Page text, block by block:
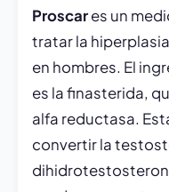
Proscares un
tratar la
en hombres. El
es la finasterida,
alfa reductasa.
convertir la